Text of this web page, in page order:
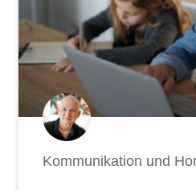
Kommunikation und